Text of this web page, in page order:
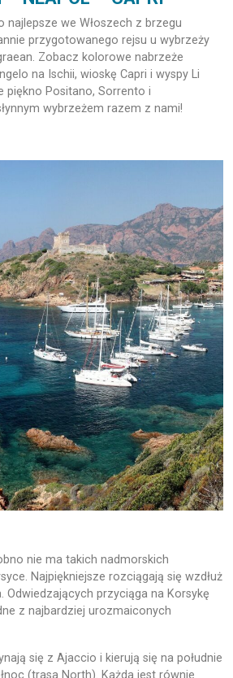
najlepsze we Włoszech z brzegu
przygotowanego rejsu u wybrzeży
Zobacz kolorowe nabrzeże
na Ischii, wioskę Capri i wyspy Li
piękno Positano, Sorrento i
wybrzeżem razem z nami!
nie ma takich nadmorskich
Najpiękniejsze rozciągają się wzdłuż
Odwiedzających przyciąga na Korsykę
z najbardziej urozmaiconych
się z Ajaccio i kierują się na południe